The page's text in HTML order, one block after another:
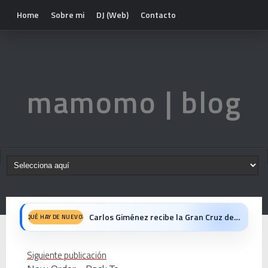
Home Sobre mi DJ (Web) Contacto
mamomo | blog
QUÉ HAY DE NUEVO? Carlos Giménez recibe la Gran Cruz de Alfonso X el Sabio: homenaje al maestro de la historieta española
Siguiente publicación